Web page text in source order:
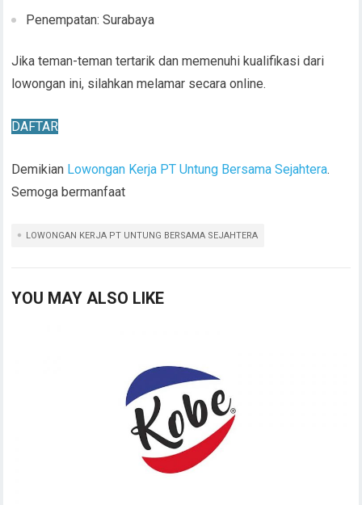
Penempatan: Surabaya
Jika teman-teman tertarik dan memenuhi kualifikasi dari
lowongan ini, silahkan melamar secara online.
DAFTAR
Demikian Lowongan Kerja PT Untung Bersama Sejahtera.
Semoga bermanfaat
LOWONGAN KERJA PT UNTUNG BERSAMA SEJAHTERA
YOU MAY ALSO LIKE